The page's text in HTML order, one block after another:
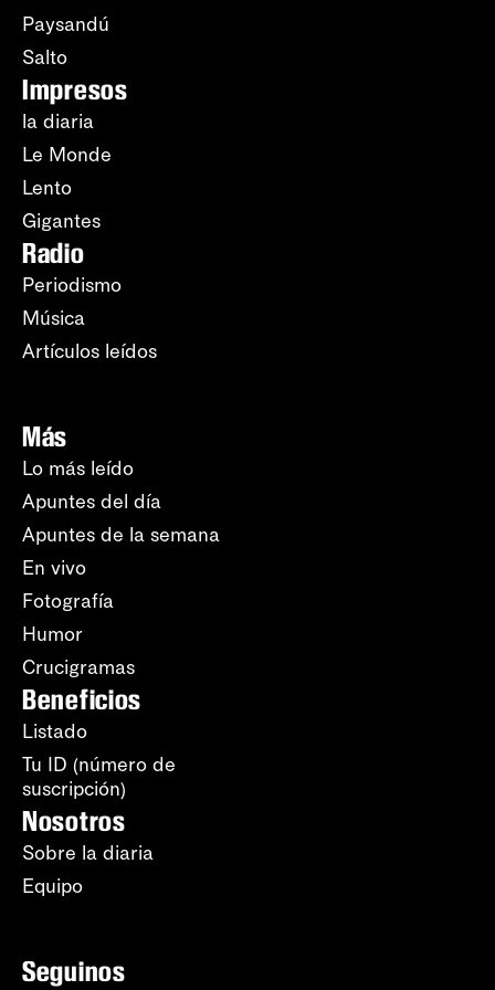
Paysandú
Salto
Impresos
la diaria
Le Monde
Lento
Gigantes
Radio
Periodismo
Música
Artículos leídos
Más
Lo más leído
Apuntes del día
Apuntes de la semana
En vivo
Fotografía
Humor
Crucigramas
Beneficios
Listado
Tu ID (número de
suscripción)
Nosotros
Sobre la diaria
Equipo
Seguinos